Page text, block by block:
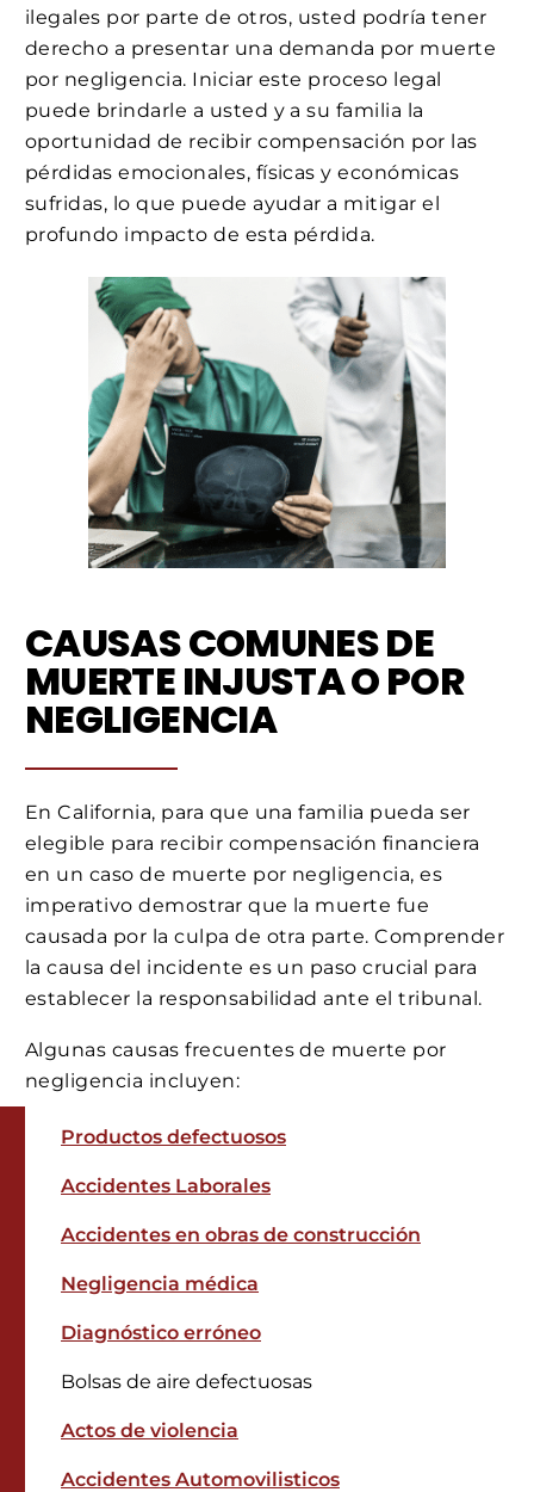
ilegales por parte de otros, usted podría tener
derecho a presentar una demanda por muerte
por negligencia. Iniciar este proceso legal
puede brindarle a usted y a su familia la
oportunidad de recibir compensación por las
pérdidas emocionales, físicas y económicas
sufridas, lo que puede ayudar a mitigar el
profundo impacto de esta pérdida.
CAUSAS COMUNES DE
MUERTE INJUSTA O POR
NEGLIGENCIA
En California, para que una familia pueda ser
elegible para recibir compensación financiera
en un caso de muerte por negligencia, es
imperativo demostrar que la muerte fue
causada por la culpa de otra parte. Comprender
la causa del incidente es un paso crucial para
establecer la responsabilidad ante el tribunal.
Algunas causas frecuentes de muerte por
negligencia incluyen:
Productos defectuosos
Accidentes Laborales
Accidentes en obras de construcción
Negligencia médica
Diagnóstico erróneo
Bolsas de aire defectuosas
Actos de violencia
Accidentes Automovilisticos